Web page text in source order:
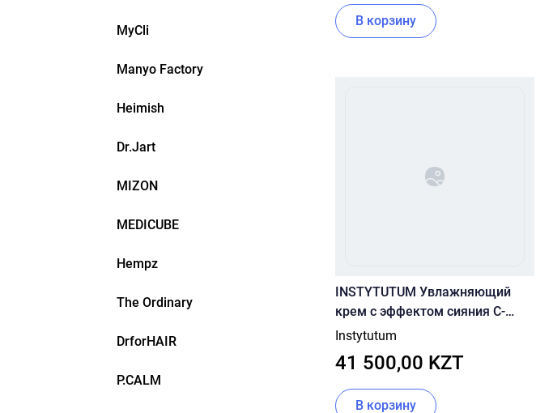
MyCli
Manyo Factory
Heimish
Dr.Jart
MIZON
MEDICUBE
Hempz
The Ordinary
DrforHAIR
P.CALM
В корзину
INSTYTUTUM Увлажняющий
крем с эффектом сияния C-
Illuminating 3D Moisturizer 500
Instytutum
41 500,00 KZT
В корзину